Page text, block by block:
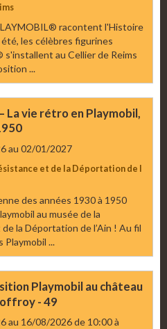
racontent l'Histoire
les célèbres figurines
s'installent au Cellier de Reims
...
La vie rétro en Playmobil,
au 02/01/2027
et de la Déportation de l
des années 1930 à 1950
au musée de la
la Déportation de l’Ain ! Au fil
...
Playmobil au château
- 49
au 16/08/2026de 10:00à